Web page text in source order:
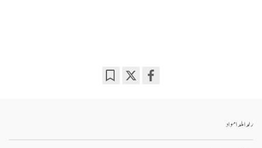
رلدا ملدا مواد